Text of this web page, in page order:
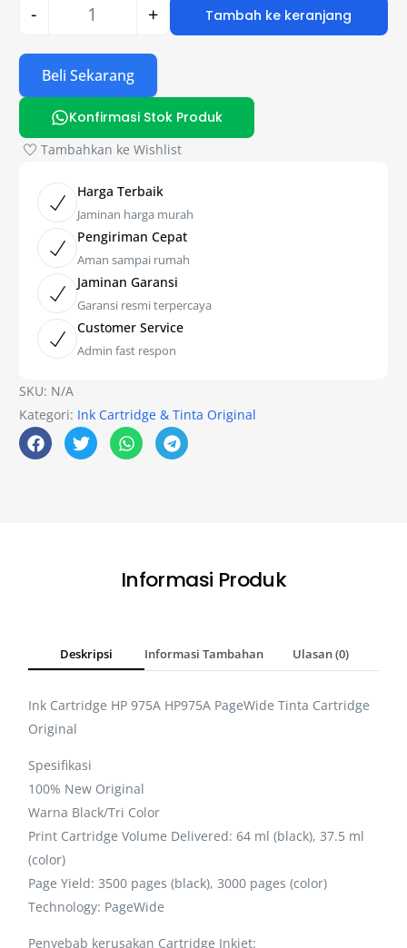
- + Tambah ke keranjang
Beli Sekarang
Konfirmasi Stok Produk
Tambahkan ke Wishlist
Harga Terbaik
Jaminan harga murah
Pengiriman Cepat
Aman sampai rumah
Jaminan Garansi
Garansi resmi terpercaya
Customer Service
Admin fast respon
SKU: N/A
Kategori: Ink Cartridge & Tinta Original
Informasi Produk
Deskripsi Informasi Tambahan Ulasan (0)
Ink Cartridge HP 975A HP975A PageWide Tinta Cartridge
Original
Spesifikasi
100% New Original
Warna Black/Tri Color
Print Cartridge Volume Delivered: 64 ml (black), 37.5 ml
(color)
Page Yield: 3500 pages (black), 3000 pages (color)
Technology: PageWide
Penyebab kerusakan Cartridge Inkjet: